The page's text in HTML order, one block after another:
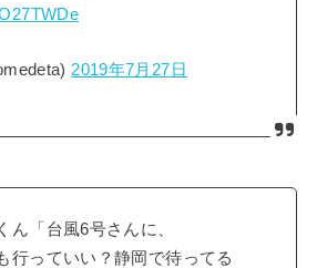
2019年7月27日
ん「台風6号さんに、
行っていい？静岡で待ってる